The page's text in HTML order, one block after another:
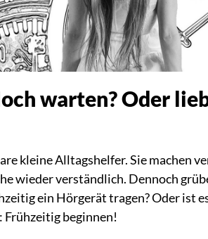
warten? Oder
kleine Alltagshelfer. Sie machen
wieder verständlich. Dennoch
ein Hörgerät tragen? Oder ist
beginnen!